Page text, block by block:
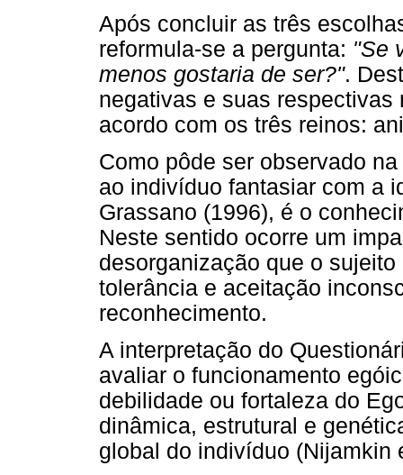
Após concluir as três
reformula-se a pergunta: "Se
menos gostaria de ser?".
negativas e suas
acordo com os três reinos:
Como pôde ser observado
ao indivíduo fantasiar com a
Grassano (1996), é o
Neste sentido ocorre um
desorganização que o
tolerância e aceitação
reconhecimento.
A interpretação do
avaliar o funcionamento
debilidade ou fortaleza do
dinâmica, estrutural e
global do indivíduo (Nijamkin